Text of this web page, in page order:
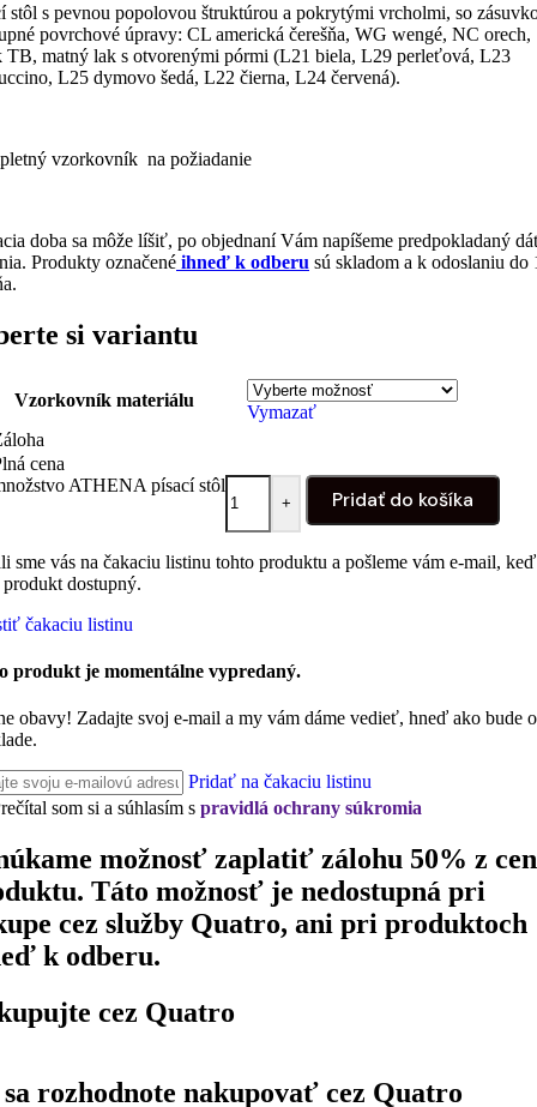
stôl s pevnou popolovou štruktúrou a pokrytými vrcholmi, so
povrchové úpravy: CL americká čerešňa, WG wengé, NC orech,
TB, matný lak s otvorenými pórmi (L21 biela, L29 perleťová, L23
L25 dymovo šedá, L22 čierna, L24 červená).
vzorkovník na požiadanie
doba sa môže líšiť, po objednaní Vám napíšeme predpokladaný
Produkty označené ihneď k odberu sú skladom a k odoslaniu do
si variantu
Vzorkovník materiálu
Vymazať
cena
ATHENA písací stôl
+ Pridať do košíka
sme vás na čakaciu listinu tohto produktu a pošleme vám e-mail, keď
produkt dostupný.
čakaciu listinu
produkt je momentálne vypredaný.
obavy! Zadajte svoj e-mail a my vám dáme vedieť, hneď ako bude
Pridať na čakaciu listinu
som si a súhlasím s pravidlá ochrany súkromia
možnosť zaplatiť zálohu 50% z
Táto možnosť je nedostupná pri
cez služby Quatro, ani pri produktoch
k odberu.
cez Quatro
rozhodnote nakupovať cez Quatro